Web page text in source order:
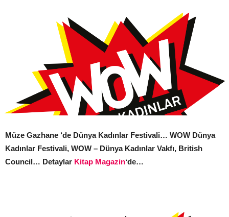
Müze Gazhane ‘de Dünya Kadınlar Festivali… WOW Dünya
Kadınlar Festivali, WOW – Dünya Kadınlar Vakfı, British
Council… Detaylar Kitap Magazin‘de…